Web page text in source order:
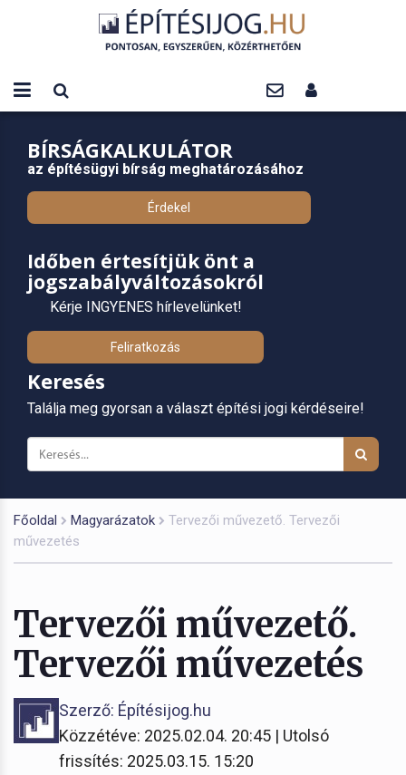
BÍRSÁGKALKULÁTOR
az építésügyi bírság meghatározásához
Érdekel
Időben értesítjük önt a
jogszabályváltozásokról
Kérje INGYENES hírlevelünket!
Feliratkozás
Keresés
Találja meg gyorsan a választ építési jogi kérdéseire!
Főoldal Magyarázatok
Tervezői művezető. Tervezői
művezetés
Tervezői művezető.
Tervezői művezetés
Szerző: Építésijog.hu
Közzétéve: 2025.02.04. 20:45 | Utolsó
frissítés: 2025.03.15. 15:20